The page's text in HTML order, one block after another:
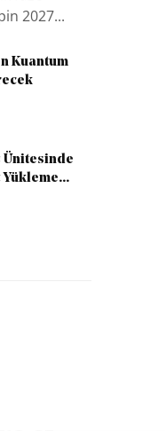
2027...
Kuantum
Ünitesinde